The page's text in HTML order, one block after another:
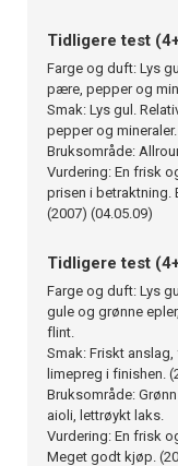
Tidligere test
Farge og duft: Lys
pære, pepper og
Smak: Lys gul.
pepper og
Bruksområde:
Vurdering: En frisk
prisen i betraktning.
(2007) (04.05.09)
Tidligere test
Farge og duft: Lys
gule og grønne
flint.
Smak: Friskt
limepreg i finishen.
Bruksområde:
aioli, lettrøykt laks.
Vurdering: En frisk
Meget godt kjøp.